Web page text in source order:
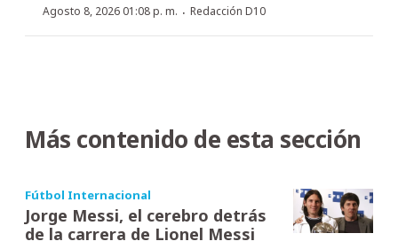
Agosto 8, 2026 01:08 p. m. · Redacción D10
Más contenido de esta sección
Fútbol Internacional
Jorge Messi, el cerebro detrás
de la carrera de Lionel Messi